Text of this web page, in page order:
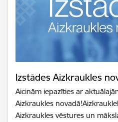
Izstādes Aizkraukles
Aicinām iepazīties ar
Aizkraukles
Aizkraukles vēstures un